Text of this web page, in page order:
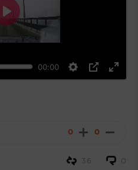
00:00
Воспроизвести
0 0
0
36